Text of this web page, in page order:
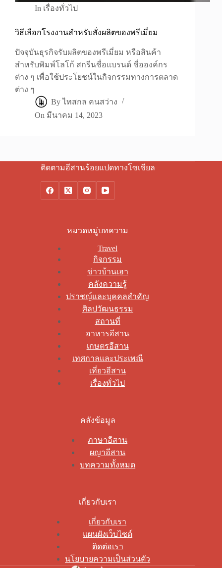
In เรื่องทั่วไป
วิธีเลือกโรงงานสำหรับสั่งผลิตของพรีเมี่ยม
ปัจจุบันธุรกิจรับผลิตของพรีเมี่ยม หรือสินค้า
สำหรับพิมพ์โลโก้ สกรีนชื่อแบรนด์ ชื่อองค์กร
ต่าง ๆ เพื่อใช้ประโยชน์ในกิจกรรมทางการตลาด
ต่าง ๆ
By ไทสกล คนสว่าง
On มีนาคม 14, 2023
ติดตามอีสานร้อยแปดทางโซเชียล
หมวดหมู่บทความ
Travel
กิจกรรม
ข่าวบ้านเฮา
คลังความรู้
ปราชญ์และบุคคลสำคัญ
ศิลปวัฒนธรรม
สถานที่
อาหารอีสาน
เกษตรอีสาน
เทศกาลและประเพณี
เที่ยวอีสาน
เรื่องทั่วไป
คลังข้อมูล
ภาษาอีสาน
ผญาอีสาน
บทความทั้งหมด
เกี่ยวกับเรา
เกี่ยวกับเรา
แผนผังเว็บไซต์
ติดต่อเรา
นโยบายความเป็นส่วนตัว